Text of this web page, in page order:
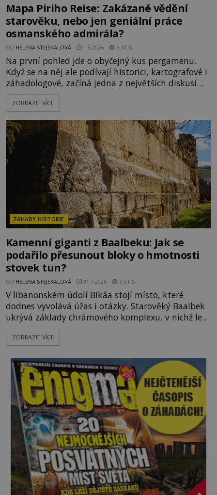
Mapa Piriho Reise: Zakázané vědění
starověku, nebo jen geniální práce
osmanského admirála?
OD HELENA STEJSKALOVÁ 1.8.2026 3.3TIS
Na první pohled jde o obyčejný kus pergamenu.
Když se na něj ale podívají historici, kartografové i
záhadologové, začíná jedna z největších diskusí
moderní historie. Osmanský admirál Piri Reis roku
1513 kreslí mapu světa, která překvapuje
ní vidí důkaz ztracené civilizace nebo dokonce
znalost Antarktidy dávno před jejím objevením.
Jiní tvrdí,
ZOBRAZIT VÍCE
ZÁHADY HISTORIE
Kamenní giganti z Baalbeku: Jak se
podařilo přesunout bloky o hmotnosti
stovek tun?
OD HELENA STEJSKALOVÁ 31.7.2026 3.3TIS
V libanonském údolí Bikáa stojí místo, které
dodnes vyvolává úžas i otázky. Starověký Baalbek
ukrývá základy chrámového komplexu, v nichž leží
kameny tak obrovské, že se zdá téměř nemožné je
přesunout. Některé bloky váží kolem tisíce tun,
kolosů dokonce odhadem až 1650 tun. Jak lidé bez
moderních strojů dokázali takové giganty vytesat,
dopravit a přesně u
ZOBRAZIT VÍCE